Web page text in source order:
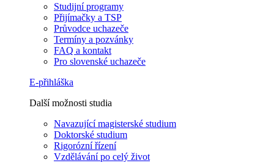
Studijní programy
Přijímačky a TSP
Průvodce uchazeče
Termíny a pozvánky
FAQ a kontakt
Pro slovenské uchazeče
E-přihláška
Další možnosti studia
Navazující magisterské studium
Doktorské studium
Rigorózní řízení
Vzdělávání po celý život